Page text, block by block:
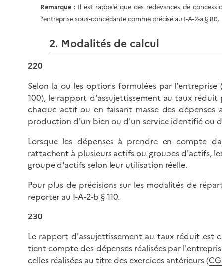
Remarque :Il est rappelé que ces redevances de
l'entreprise sous-concédante comme précisé au I-A-2-a § 80.
2. Modalités de calcul
220
Selon la ou les options formulées par l'entreprise
100), le rapport d'assujettissement au taux
chaque actif ou en faisant masse des
production d'un bien ou d'un service identifié ou
Lorsque les dépenses à prendre en compte
rattachent à plusieurs actifs ou groupes d'actifs,
groupe d'actifs selon leur utilisation réelle.
Pour plus de précisions sur les modalités de
reporter au I-A-2-b § 110.
230
Le rapport d'assujettissement au taux réduit est
tient compte des dépenses réalisées par
celles réalisées au titre des exercices antérieurs (